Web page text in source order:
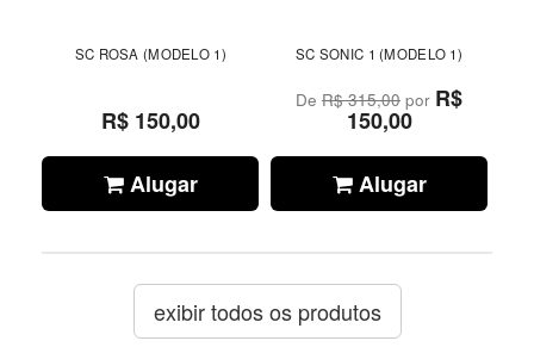
SC ROSA (MODELO 1)
R$ 150,00
Alugar
SC SONIC 1 (MODELO 1)
DeR$ 315,00 por R$
150,00
Alugar
exibir todos os produtos